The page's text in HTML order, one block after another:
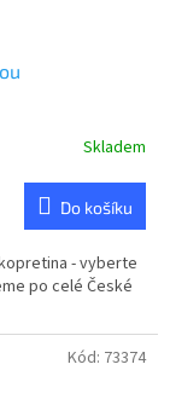
Skladem
Do košíku
- vyberte
po celé České
Kód: 73374